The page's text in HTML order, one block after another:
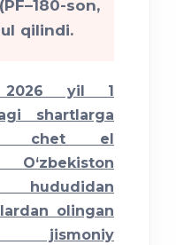
son,
qilindi.
2026 yil 1
shartlarga
chet el
olingan
jismoniy